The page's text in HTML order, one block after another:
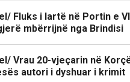
Fluks i lartë në Portin e
mbërrijnë nga Brindisi
Vrau 20-vjeçarin në
autori i dyshuar i krimit